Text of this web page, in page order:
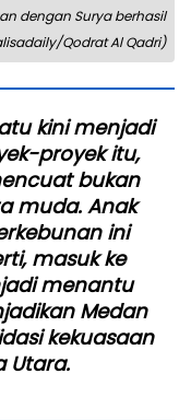
dengan Surya berhasil
Qodrat Al Qadri)
kini menjadi
proyek itu,
bukan
muda. Anak
ini
masuk ke
menantu
Medan
kekuasaan
Utara.